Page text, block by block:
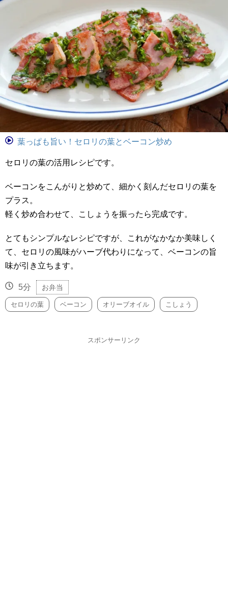
葉っぱも旨い！セロリの葉とベーコン炒め
セロリの葉の活用レシピです。
ベーコンをこんがりと炒めて、細かく刻んだセロリの葉を
プラス。
軽く炒め合わせて、こしょうを振ったら完成です。
とてもシンプルなレシピですが、これがなかなか美味しく
て、セロリの風味がハーブ代わりになって、ベーコンの旨
味が引き立ちます。
5分 お弁当
セロリの葉 ベーコン オリーブオイル こしょう
スポンサーリンク